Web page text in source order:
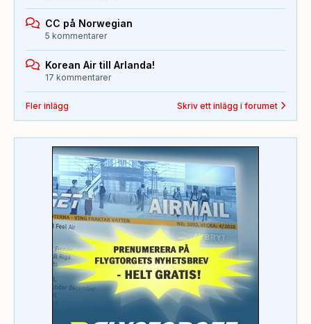
CC på Norwegian
5 kommentarer
Korean Air till Arlanda!
17 kommentarer
Fler inlägg Skriv ett inlägg i forumet